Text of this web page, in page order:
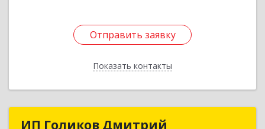
Отправить заявку
Показать контакты
Отправить заявку
Назад
ИП Голиков ДмитрийИП Голиков Дмитрий